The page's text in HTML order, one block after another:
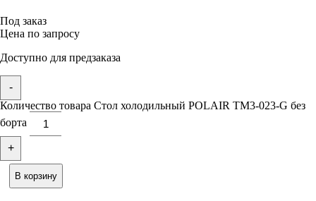
Под заказ
Цена по запросу
Доступно для предзаказа
-
Количество товара Стол холодильный POLAIR TM3-023-G без
борта
+
В корзину